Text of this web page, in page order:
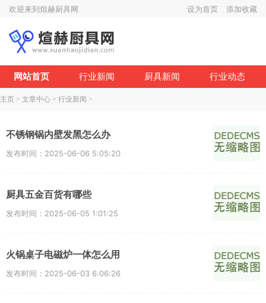
欢迎来到煊赫厨具网 设为首页 添加收藏
网站首页 行业新闻 厨具新闻 行业动态
主页 > 文章中心 > 行业新闻 >
不锈钢锅内壁发黑怎么办
发布时间：2025-06-06 5:05:20
厨具五金百货有哪些
发布时间：2025-06-05 1:01:25
火锅桌子电磁炉一体怎么用
发布时间：2025-06-03 6:06:26